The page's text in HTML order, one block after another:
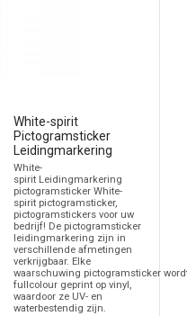
White-spirit
Pictogramsticker
Leidingmarkering
White-
spirit Leidingmarkering
pictogramsticker White-
spirit pictogramsticker,
pictogramstickers voor uw
bedrijf! De pictogramsticker
leidingmarkering zijn in
verschillende afmetingen
verkrijgbaar. Elke
waarschuwing pictogramsticker
fullcolour geprint op vinyl,
waardoor ze UV- en
waterbestendig zijn.